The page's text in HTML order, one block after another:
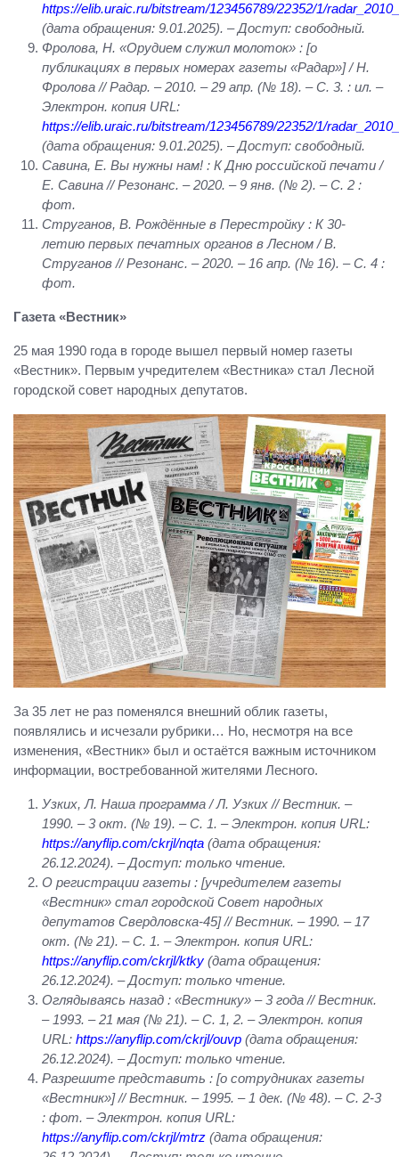
https://elib.uraic.ru/bitstream/123456789/22352/1/
(дата обращения: 9.01.2025). – Доступ: свободный.
Фролова, Н. «Орудием служил молоток» : [о
публикациях в первых номерах газеты «Радар»] / Н.
Фролова // Радар. – 2010. – 29 апр. (№ 18). – С. 3. : ил. –
Электрон. копия URL:
https://elib.uraic.ru/bitstream/123456789/22352/1/
(дата обращения: 9.01.2025). – Доступ: свободный.
Савина, Е. Вы нужны нам! : К Дню российской печати /
Е. Савина // Резонанс. – 2020. – 9 янв. (№ 2). – С. 2 :
фот.
Струганов, В. Рождённые в Перестройку : К 30-
летию первых печатных органов в Лесном / В.
Струганов // Резонанс. – 2020. – 16 апр. (№ 16). – С. 4 :
фот.
Газета «Вестник»
25 мая 1990 года в городе вышел первый номер газеты
«Вестник». Первым учредителем «Вестника» стал Лесной
городской совет народных депутатов.
За 35 лет не раз поменялся внешний облик газеты,
появлялись и исчезали рубрики… Но, несмотря на все
изменения, «Вестник» был и остаётся важным источником
информации, востребованной жителями Лесного.
Узких, Л. Наша программа / Л. Узких // Вестник. –
1990. – 3 окт. (№ 19). – С. 1. – Электрон. копия URL:
https://anyflip.com/ckrjl/nqta (дата обращения:
26.12.2024). – Доступ: только чтение.
О регистрации газеты : [учредителем газеты
«Вестник» стал городской Совет народных
депутатов Свердловска-45] // Вестник. – 1990. – 17
окт. (№ 21). – С. 1. – Электрон. копия URL:
https://anyflip.com/ckrjl/ktky (дата обращения:
26.12.2024). – Доступ: только чтение.
Оглядываясь назад : «Вестнику» – 3 года // Вестник.
– 1993. – 21 мая (№ 21). – С. 1, 2. – Электрон. копия
URL: https://anyflip.com/ckrjl/ouvp (дата обращения:
26.12.2024). – Доступ: только чтение.
Разрешите представить : [о сотрудниках газеты
«Вестник»] // Вестник. – 1995. – 1 дек. (№ 48). – С. 2-3
: фот. – Электрон. копия URL:
https://anyflip.com/ckrjl/mtrz (дата обращения: